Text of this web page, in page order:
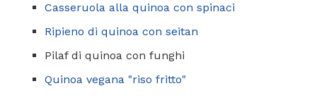
Casseruola alla quinoa con spinaci
Ripieno di quinoa con seitan
Pilaf di quinoa con funghi
Quinoa vegana "riso fritto"